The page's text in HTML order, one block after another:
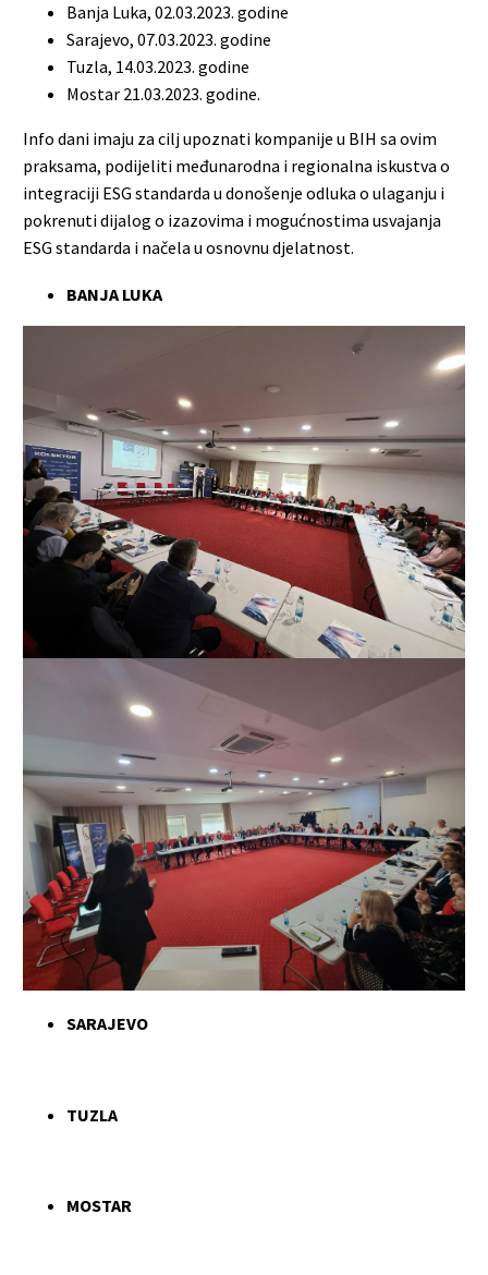
Banja Luka, 02.03.2023. godine
Sarajevo, 07.03.2023. godine
Tuzla, 14.03.2023. godine
Mostar 21.03.2023. godine.
Info dani imaju za cilj upoznati kompanije u BIH sa ovim
praksama, podijeliti međunarodna i regionalna iskustva o
integraciji ESG standarda u donošenje odluka o ulaganju i
pokrenuti dijalog o izazovima i mogućnostima usvajanja
ESG standarda i načela u osnovnu djelatnost.
BANJA LUKA
SARAJEVO
TUZLA
MOSTAR